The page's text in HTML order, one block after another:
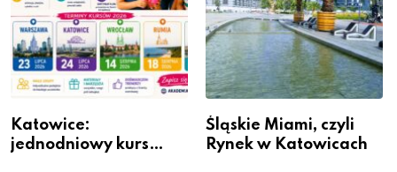
Katowice:
jednodniowy kurs
Śląskie Miami, czyli
Rynek w Katowicach